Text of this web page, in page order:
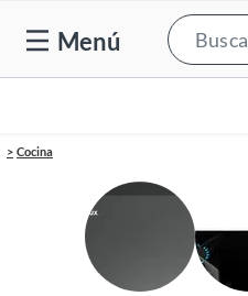
Menú
Cocina